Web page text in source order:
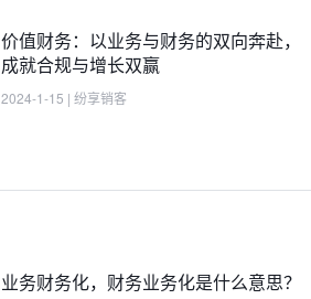
价值财务：以业务与财务的双向奔赴，
成就合规与增长双赢
2024-1-15 | 纷享销客
业务财务化，财务业务化是什么意思？